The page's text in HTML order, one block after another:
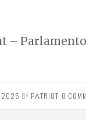
–
2025 BY PΛTRIOT 0